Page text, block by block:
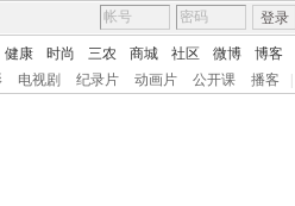
登录
健康 时尚 三农 商城 社区 微博 博客
电视剧 纪录片 动画片 公开课 播客